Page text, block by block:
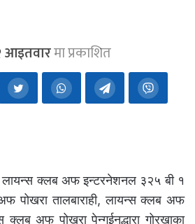
आइतवारमा प्रकाशित
लायन्स क्लब अफ इन्टरनेशनल ३२५ बी १
पोखरा तालबाराही, लायन्स क्लब अफ
अफ पोखरा पेन्गुईनद्धारा गोरखाका